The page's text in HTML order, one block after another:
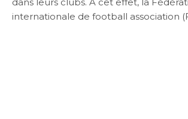
internationale de football association